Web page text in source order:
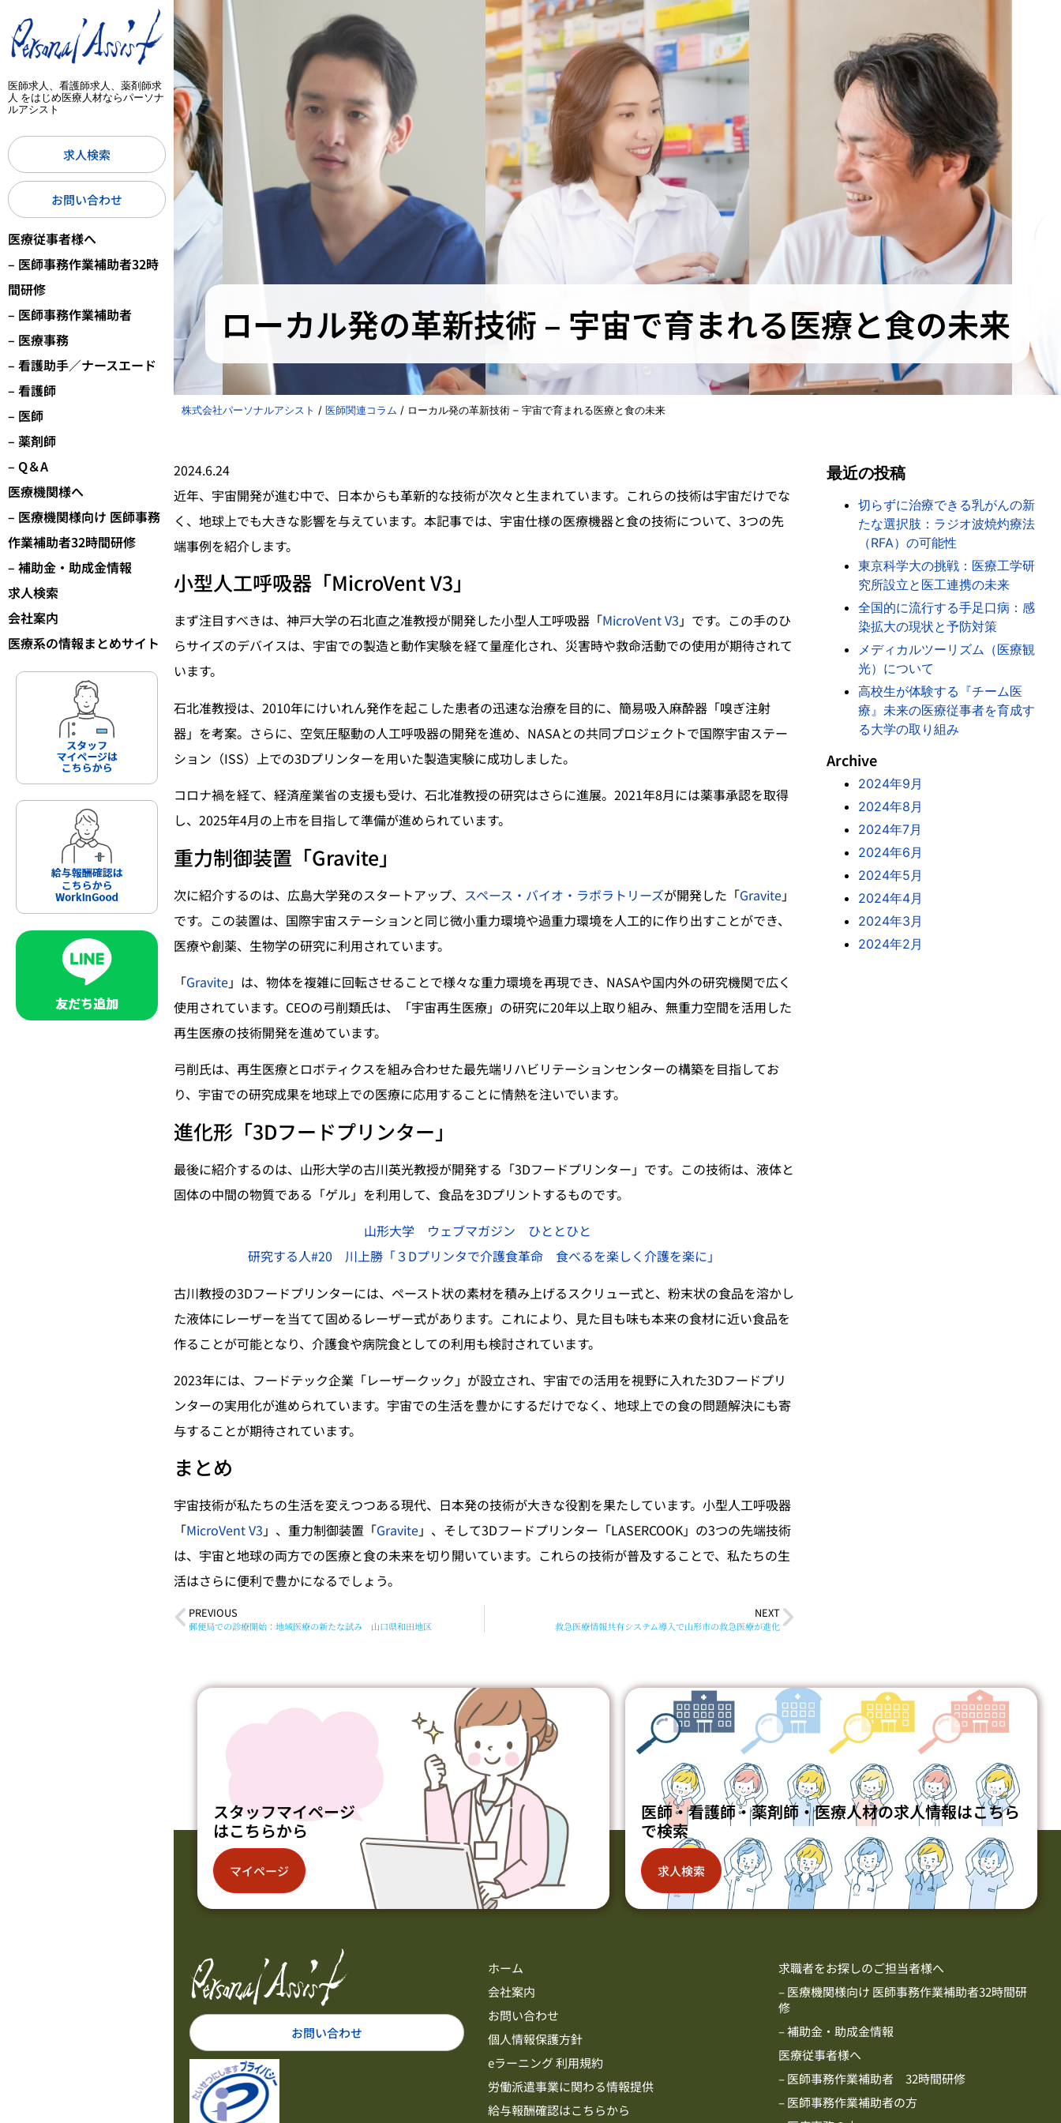
医師求人、看護師求人、薬剤師求
人 をはじめ医療人材ならパーソナ
ルアシスト
求人検索
お問い合わせ
医療従事者様へ
– 医師事務作業補助者32時
間研修
– 医師事務作業補助者
– 医療事務
– 看護助手／ナースエード
– 看護師
– 医師
– 薬剤師
– Q＆A
医療機関様へ
– 医療機関様向け 医師事務
作業補助者32時間研修
– 補助金・助成金情報
求人検索
会社案内
医療系の情報まとめサイト
ローカル発の革新技術 – 宇宙で育まれる医療と食の未来
株式会社パーソナルアシスト / 医師関連コラム / ローカル発の革新技術 – 宇宙で育まれる医療と食の未来
2024.6.24
近年、宇宙開発が進む中で、日本からも革新的な技術が次々と生まれています。これらの技術は宇宙だけでな
く、地球上でも大きな影響を与えています。本記事では、宇宙仕様の医療機器と食の技術について、3つの先
端事例を紹介します。
小型人工呼吸器「MicroVent V3」
まず注目すべきは、神戸大学の石北直之准教授が開発した小型人工呼吸器「MicroVent V3 」です。この手のひ
らサイズのデバイスは、宇宙での製造と動作実験を経て量産化され、災害時や救命活動での使用が期待されて
います。
石北准教授は、2010年にけいれん発作を起こした患者の迅速な治療を目的に、簡易吸入麻酔器「嗅ぎ注射
器」を考案。さらに、空気圧駆動の人工呼吸器の開発を進め、NASAとの共同プロジェクトで国際宇宙ステー
ション（ISS）上での3Dプリンターを用いた製造実験に成功しました。
コロナ禍を経て、経済産業省の支援も受け、石北准教授の研究はさらに進展。2021年8月には薬事承認を取得
し、2025年4月の上市を目指して準備が進められています。
重力制御装置「Gravite」
次に紹介するのは、広島大学発のスタートアップ、 スペース・バイオ・ラボラトリーズが開発した「Gravite」
です。この装置は、国際宇宙ステーションと同じ微小重力環境や過重力環境を人工的に作り出すことができ、
医療や創薬、生物学の研究に利用されています。
「Gravite」は、物体を複雑に回転させることで様々な重力環境を再現でき、NASAや国内外の研究機関で広く
使用されています。CEOの弓削類氏は、「宇宙再生医療」の研究に20年以上取り組み、無重力空間を活用した
再生医療の技術開発を進めています。
弓削氏は、再生医療とロボティクスを組み合わせた最先端リハビリテーションセンターの構築を目指してお
り、宇宙での研究成果を地球上での医療に応用することに情熱を注いでいます。
進化形「3Dフードプリンター」
最後に紹介するのは、山形大学の古川英光教授が開発する「3Dフードプリンター」です。この技術は、液体と
固体の中間の物質である「ゲル」を利用して、食品を3Dプリントするものです。
山形大学 ウェブマガジン ひととひと
研究する人#20 川上勝「３Dプリンタで介護食革命 食べるを楽しく介護を楽に」
古川教授の3Dフードプリンターには、ペースト状の素材を積み上げるスクリュー式と、粉末状の食品を溶かし
た液体にレーザーを当てて固めるレーザー式があります。これにより、見た目も味も本来の食材に近い食品を
作ることが可能となり、介護食や病院食としての利用も検討されています。
2023年には、フードテック企業「レーザークック」が設立され、宇宙での活用を視野に入れた3Dフードプリ
ンターの実用化が進められています。宇宙での生活を豊かにするだけでなく、地球上での食の問題解決にも寄
与することが期待されています。
まとめ
宇宙技術が私たちの生活を変えつつある現代、日本発の技術が大きな役割を果たしています。小型人工呼吸器
「MicroVent V3 」、重力制御装置「Gravite」、そして3Dフードプリンター「LASERCOOK」の3つの先端技術
は、宇宙と地球の両方での医療と食の未来を切り開いています。これらの技術が普及することで、私たちの生
活はさらに便利で豊かになるでしょう。
PREVIOUS
郵便局での診療開始：地域医療の新たな試み 山口県和田地区
NEXT
救急医療情報共有システム導入で山形市の救急医療が進化
最近の投稿
切らずに治療できる乳がんの新
たな選択肢：ラジオ波焼灼療法
（RFA）の可能性
東京科学大の挑戦：医療工学研
究所設立と医工連携の未来
全国的に流行する手足口病：感
染拡大の現状と予防対策
メディカルツーリズム（医療観
光）について
高校生が体験する『チーム医
療』未来の医療従事者を育成す
る大学の取り組み
Archive
2024年9月
2024年8月
2024年7月
2024年6月
2024年5月
2024年4月
2024年3月
2024年2月
スタッフマイページ
はこちらから
マイページ
医師・看護師・薬剤師・医療人材の求人情報はこちら
で検索
求人検索
お問い合わせ
ホーム
会社案内
お問い合わせ
個人情報保護方針
eラーニング 利用規約
労働派遣事業に関わる情報提供
給与報酬確認はこちらから
求職者をお探しのご担当者様へ
– 医療機関様向け 医師事務作業補助者32時間研
修
– 補助金・助成金情報
医療従事者様へ
– 医師事務作業補助者 32時間研修
– 医師事務作業補助者の方